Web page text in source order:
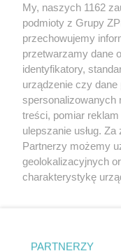
Żaden utwór
rozpowszechniany lub
tym także elektroniczny
eksploatacji w
Internecie bez pisemnej
wykorzystanie utworów w
tzn. bez właściwej zgody,
ścigane prawnie.
My, naszych 1162
podmioty z Grupy
przechowujemy
przetwarzamy dane
identyfikatory,
urządzenie czy dane
spersonalizowanych
treści, pomiar
ulepszanie usług.
Partnerzy możemy
geolokalizacyjnych
charakterystykę
zmienić/wycofać
PARTNERZY